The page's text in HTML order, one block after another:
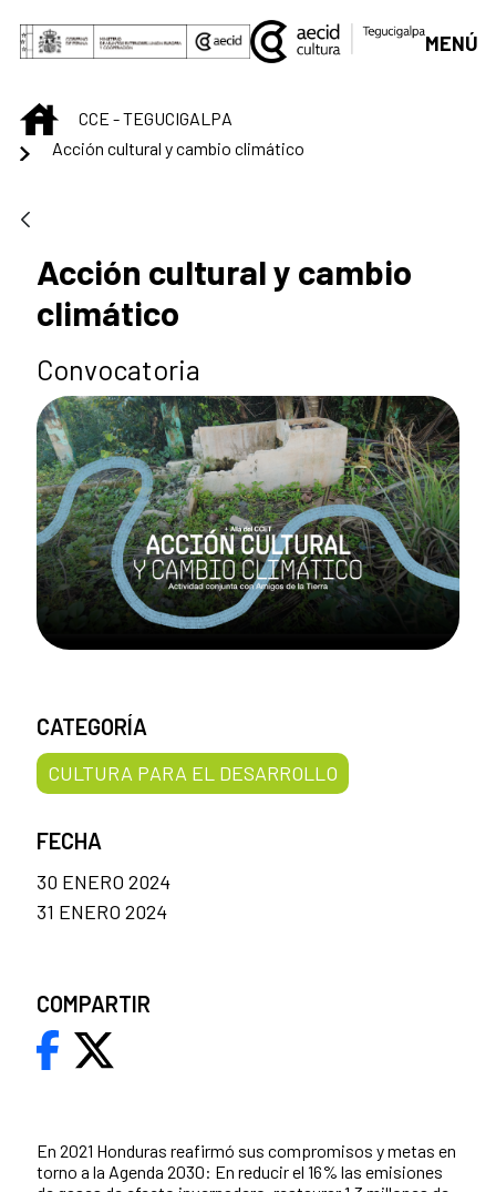
Saltar al contenido principal
MENÚ
INICIOCCE - TEGUCIGALPA
Acción cultural y cambio climático
Acción cultural y cambio
climático
Convocatoria
En 2021 Honduras reafirmó sus compromisos y metas en
torno a la Agenda 2030: En reducir el 16% las emisiones
CATEGORÍA
CULTURA PARA EL DESARROLLO
FECHA
30 ENERO 2024
31 ENERO 2024
COMPARTIR